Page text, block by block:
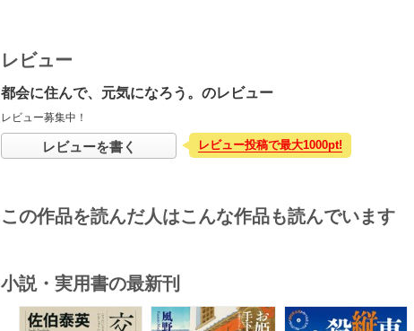
レビュー
都会に住んで、元気になろう。のレビュー
レビュー募集中！
レビューを書く レビュー投稿で最大1000pt!
この作品を読んだ人はこんな作品も読んでいます
小説・実用書の最新刊